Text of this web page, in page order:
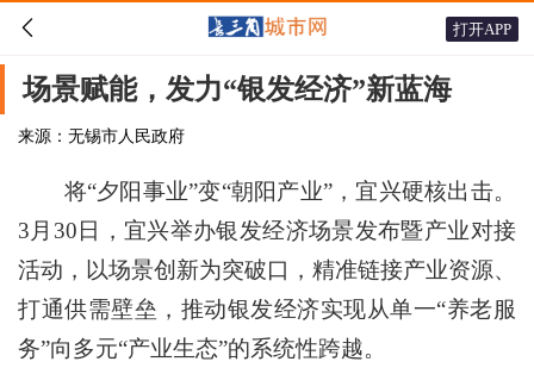
 打开APP
场景赋能，发力“银发经济”新蓝海
来源：无锡市人民政府
将“夕阳事业”变“朝阳产业”，宜兴硬核出击。
3月30日，宜兴举办银发经济场景发布暨产业对接
活动，以场景创新为突破口，精准链接产业资源、
打通供需壁垒，推动银发经济实现从单一“养老服
务”向多元“产业生态”的系统性跨越。